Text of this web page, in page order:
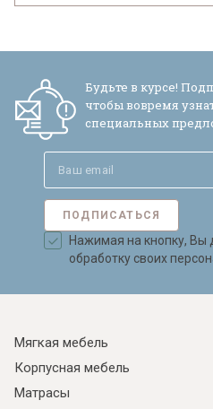
Будьте в курсе!
чтобы вовремя
специальных
ПОДПИСАТЬСЯ
Нажимая на кнопку, Вы
обработку своих
Мягкая мебель
Корпусная мебель
Матрасы